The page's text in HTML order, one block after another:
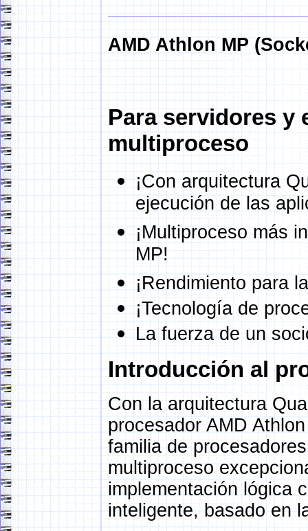
AMD Athlon MP
Para servidores y
multiproceso
¡Con arquitectura
ejecución de las
¡Multiproceso más
MP!
¡Rendimiento para
¡Tecnología de
La fuerza de un
Introducción al
Con la arquitectura
procesador AMD
familia de
multiproceso
implementación lógica
inteligente, basado en